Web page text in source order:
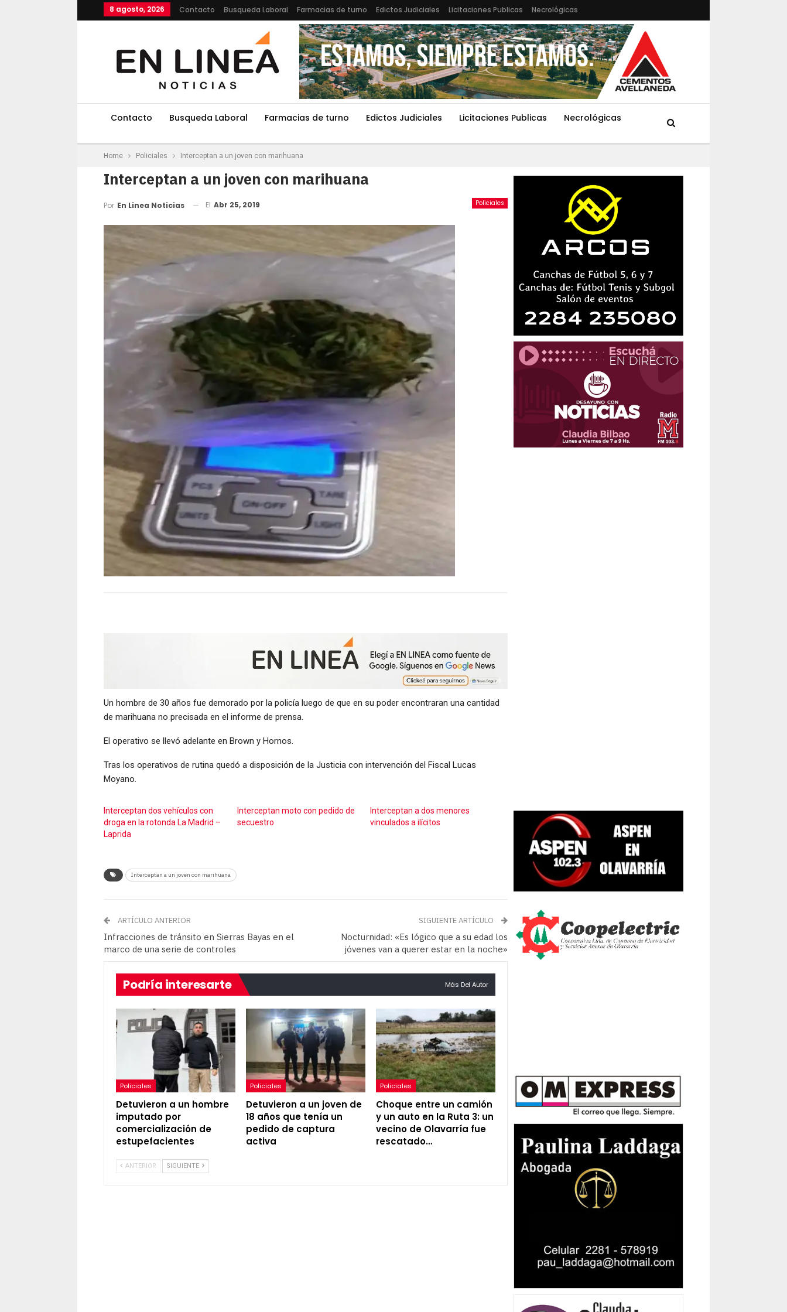
8 agosto, 2026 Contacto Busqueda Laboral Farmacias de turno Edictos Judiciales Licitaciones Publicas Necrológicas
Contacto Busqueda Laboral Farmacias de turno Edictos Judiciales Licitaciones Publicas Necrológicas
Home Policiales Interceptan a un joven con marihuana
Interceptan a un joven con marihuana
Policiales
Por En Linea Noticias El Abr 25, 2019
Un hombre de 30 años fue demorado por la policía luego de que en su poder encontraran una cantidad
de marihuana no precisada en el informe de prensa.
El operativo se llevó adelante en Brown y Hornos.
Tras los operativos de rutina quedó a disposición de la Justicia con intervención del Fiscal Lucas
Moyano.
Interceptan dos vehículos con
droga en la rotonda La Madrid –
Laprida
Interceptan moto con pedido de
secuestro
Interceptan a dos menores
vinculados a ilícitos
Interceptan a un joven con marihuana
ARTÍCULO ANTERIOR
Infracciones de tránsito en Sierras Bayas en el
marco de una serie de controles
SIGUIENTE ARTÍCULO
Nocturnidad: «Es lógico que a su edad los
jóvenes van a querer estar en la noche»
Podría interesarte Más Del Autor
Policiales
Detuvieron a un hombre
imputado por
comercialización de
estupefacientes
Policiales
Detuvieron a un joven de
18 años que tenía un
pedido de captura
activa
Policiales
Choque entre un camión
y un auto en la Ruta 3: un
vecino de Olavarría fue
rescatado…
ANTERIOR SIGUIENTE